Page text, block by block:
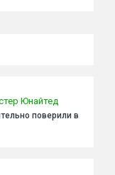
Юнайтед
поверили в